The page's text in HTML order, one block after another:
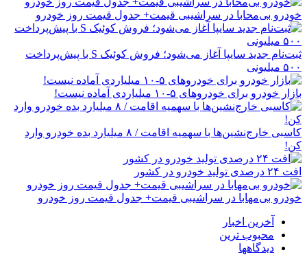
خودرو بی‌محابا در سراشیبی قیمت+ جدول قیمت روز خودرو
ثبت‌نام جدید سایپا آغاز می‌شود؛ فروش کوئیک S با پیش‌پرداخت
۵۰۰ میلیونی
بازار خودرو برای خودروهای ۵-۱۰ میلیاردی آماده نیست!
کاسبی خارج‌نشین‌ها با سهمیه اقامت / ۸ میلیارد بده خودرو وارد
کن!
افت ۲۴ درصدی تولید خودرو در کشور
خودرو بی‌مهابا در سراشیبی قیمت+ جدول قیمت روز خودرو
آخرین اخبار
محبوب ترین
دیدگاهها